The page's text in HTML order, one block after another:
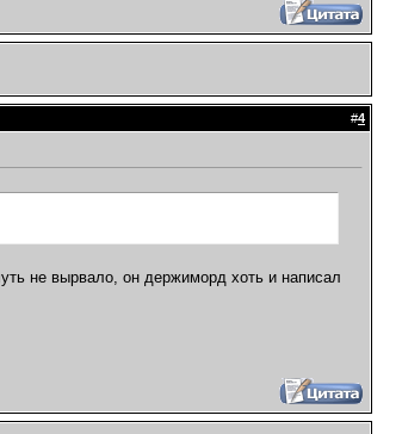
#4
не вырвало, он держиморд хоть и написал